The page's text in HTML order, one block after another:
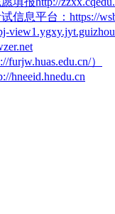
信息平台：https://
）
hneeid.hnedu.cn